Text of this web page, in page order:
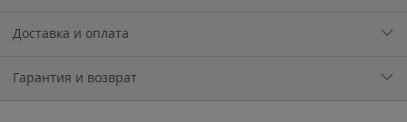
Доставка и оплата
Гарантия и возврат